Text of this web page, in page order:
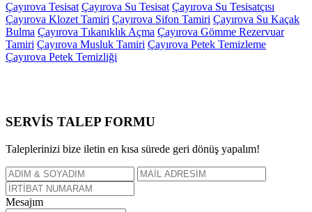
Çayırova Tesisat Çayırova Su Tesisat Çayırova Su Tesisatçısı
Çayırova Klozet Tamiri Çayırova Sifon Tamiri Çayırova Su Kaçak
Bulma Çayırova Tıkanıklık Açma Çayırova Gömme Rezervuar
Tamiri Çayırova Musluk Tamiri Çayırova Petek Temizleme
Çayırova Petek Temizliği
SERVİS TALEP FORMU
Taleplerinizi bize iletin en kısa sürede geri dönüş yapalım!
Mesajım